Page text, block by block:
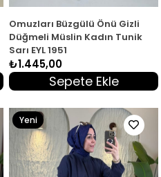
Omuzları Büzgülü Önü Gizli
Düğmeli Müslin Kadın Tunik
Sarı EYL 1951
₺1.445,00
Sepete Ekle
Yeni
Ürün